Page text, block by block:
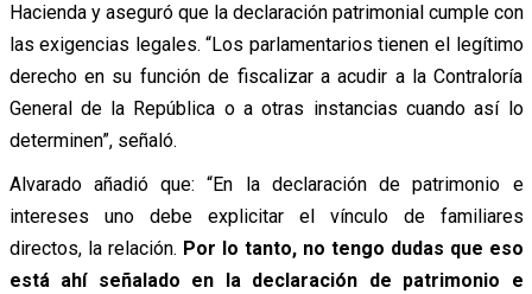
Hacienda y aseguró que la declaración patrimonial cumple con
las exigencias legales. “Los parlamentarios tienen el legítimo
derecho en su función de fiscalizar a acudir a la Contraloría
General de la República o a otras instancias cuando así lo
determinen”, señaló.
Alvarado añadió que: “En la declaración de patrimonio e
intereses uno debe explicitar el vínculo de familiares
directos, la relación. Por lo tanto, no tengo dudas que eso
está ahí señalado en la declaración de patrimonio e